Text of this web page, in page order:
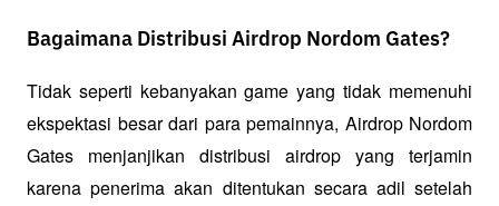
Bagaimana Distribusi Airdrop Nordom Gates?
Tidak seperti kebanyakan game yang tidak memenuhi
ekspektasi besar dari para pemainnya, Airdrop Nordom
Gates menjanjikan distribusi airdrop yang terjamin
karena penerima akan ditentukan secara adil setelah